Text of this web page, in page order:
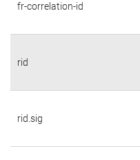
fr-correlation-id
rid
rid.sig